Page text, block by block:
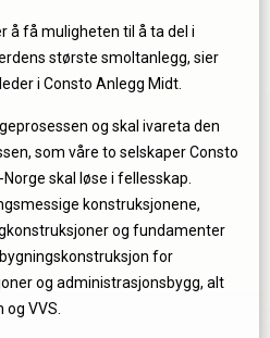
å få muligheten til å ta del i
største smoltanlegg, sier
i Consto Anlegg Midt.
og skal ivareta den
som våre to selskaper Consto
skal løse i fellesskap.
konstruksjonene,
og fundamenter
for
og administrasjonsbygg, alt
og VVS.